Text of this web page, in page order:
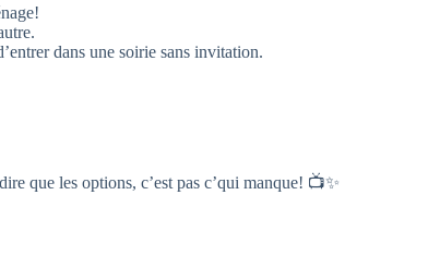
dans une soirie sans invitation.
que les options, c’est pas c’qui manque! 📺✨